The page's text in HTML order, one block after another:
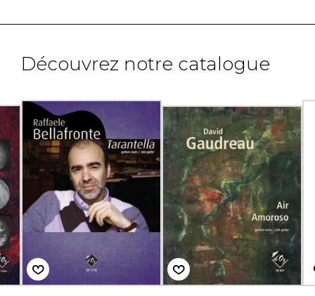
Découvrez notre catalogue